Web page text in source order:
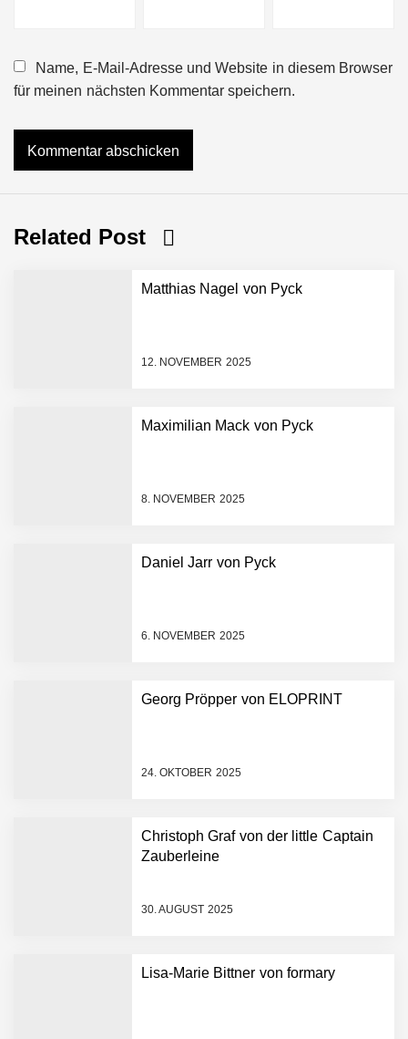
Name, E-Mail-Adresse und Website in diesem Browser
für meinen nächsten Kommentar speichern.
Related Post
Matthias Nagel von Pyck
12. NOVEMBER 2025
Maximilian Mack von Pyck
8. NOVEMBER 2025
Daniel Jarr von Pyck
6. NOVEMBER 2025
Georg Pröpper von ELOPRINT
24. OKTOBER 2025
Christoph Graf von der little Captain
Zauberleine
30. AUGUST 2025
Lisa-Marie Bittner von formary
Dollar bekannt, um den
Plattform zu beschleunigen
NEURA Robotics und
AI breit auszurollen
Humanoider Roboter bringt
Hightech ins Stadion
FiniteNow ermöglicht
Entwicklungsprozesse
Pyck im Employer Portrait